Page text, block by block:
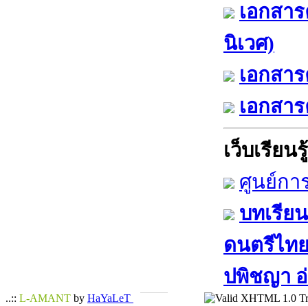
เอกสา
นิเวศ)
เอกสา
เอกสา
เว็บเรียนรู้
ศูนย์กา
บทเรีย
ดนตรีไท
ปพิชญา​ อ่
..:: L-AMANT by HaYaLeT